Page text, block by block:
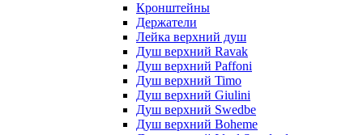
Кронштейны
Держатели
Лейка верхний душ
Душ верхний Ravak
Душ верхний Paffoni
Душ верхний Timo
Душ верхний Giulini
Душ верхний Swedbe
Душ верхний Boheme